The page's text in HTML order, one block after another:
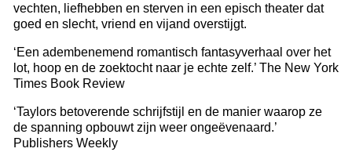
vechten, liefhebben en sterven in een episch theater dat
goed en slecht, vriend en vijand overstijgt.
‘Een adembenemend romantisch fantasyverhaal over het
lot, hoop en de zoektocht naar je echte zelf.’ The New York
Times Book Review
‘Taylors betoverende schrijfstijl en de manier waarop ze
de spanning opbouwt zijn weer ongeëvenaard.’
Publishers Weekly